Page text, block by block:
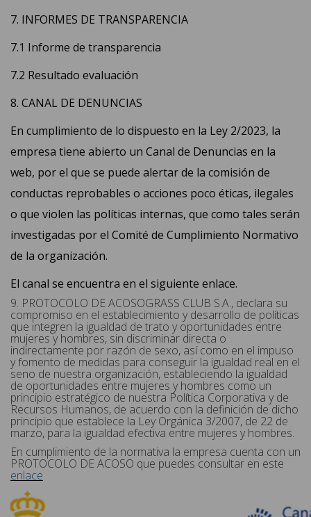
7. INFORMES DE TRANSPARENCIA
7.1 Informe de transparencia
7.2 Resultado evaluación
8. CANAL DE DENUNCIAS
En cumplimiento de lo dispuesto en la Ley 2/2023, la
empresa tiene abierto un Canal de Denuncias en la
web, por el que se puede alertar de la comisión de
conductas reprobables o acciones poco éticas, ilegales
o que violen las políticas internas, que como tales serán
investigadas por el Comité de Cumplimiento Normativo
de la organización.
El canal se encuentra en el siguiente enlace.
9. PROTOCOLO DE ACOSOGRASS CLUB S.A., declara su
compromiso en el establecimiento y desarrollo de políticas
que integren la igualdad de trato y oportunidades entre
mujeres y hombres, sin discriminar directa o
indirectamente por razón de sexo, así como en el impuso
y fomento de medidas para conseguir la igualdad real en el
seno de nuestra organización, estableciendo la igualdad
de oportunidades entre mujeres y hombres como un
principio estratégico de nuestra Política Corporativa y de
Recursos Humanos, de acuerdo con la definición de dicho
principio que establece la Ley Orgánica 3/2007, de 22 de
marzo, para la igualdad efectiva entre mujeres y hombres.
En cumplimiento de la normativa la empresa cuenta con un
PROTOCOLO DE ACOSO que puedes consultar en este
enlace